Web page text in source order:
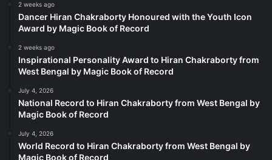
2 weeks ago
Dancer Hiran Chakraborty Honoured with the Youth Icon
Award by Magic Book of Record
2 weeks ago
Inspirational Personality Award to Hiran Chakraborty from
West Bengal by Magic Book of Record
July 4, 2026
National Record to Hiran Chakraborty from West Bengal by
Magic Book of Record
July 4, 2026
World Record to Hiran Chakraborty from West Bengal by
Magic Book of Record